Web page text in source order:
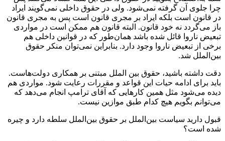
چرا جلوی آن گرفته نمی‌شود. ولی در حقوق داخلی نمی‌گویند ایراد
در قانون است بلکه ایراد بر مجری قانون است پس به مجری قانون
باز می‌گردد نه خود قانون. البته قانون هم ممکن است در مواردی
تبعیض ناروا قائل شده باشد همان‌طور که در قوانین داخلی هم
برخی از تبعیض ناروا وجود دارد. بنابراین نمی‌توان منکر حقوق
بین‌الملل شد.
دقت داشته باشید، حقوق بین الملل مبتنی بر همکاری دولت‌هاست.
باید برای ادامه حیات این قواعد و مقررات رعایت شود. مواردی هم
دیده می‌شود مثل همین کارهایی که آقای ترامپ انجام می‌دهد که
می‌توانم بگویم هیچ کدام طبق موازین نیست.
قبول دارید سیاست بین‌الملل بر حقوق بین‌الملل سلطه دارد و چیره
شده است؟